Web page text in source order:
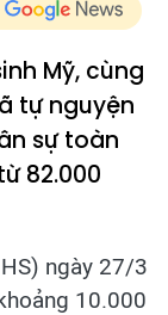
Mỹ, cùng
tự nguyện
sự toàn
82.000
ngày 27/3
10.000